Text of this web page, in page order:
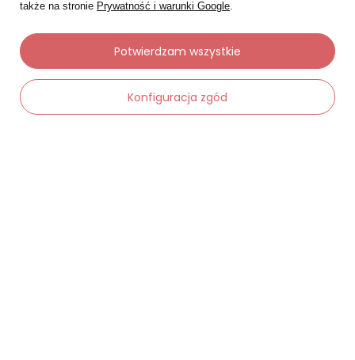
także na stronie Prywatność i warunki Google.
Konfiguracja zgód
Potwierdzam wszystkie